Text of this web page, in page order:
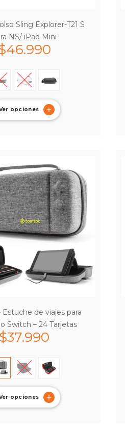
Sling Explorer-T21 S
NS/ iPad Mini
46.990
opciones
de viajes para
Switch – 24 Tarjetas
$37.990
opciones